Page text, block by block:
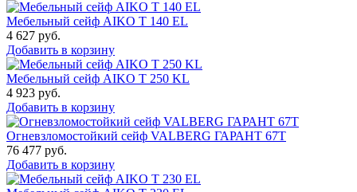
Мебельный сейф AIKO T 140 EL
4 627 руб.
Добавить в корзину
Мебельный сейф AIKO T 250 KL
4 923 руб.
Добавить в корзину
Огневзломостойкий сейф VALBERG ГАРАНТ 67T
76 477 руб.
Добавить в корзину